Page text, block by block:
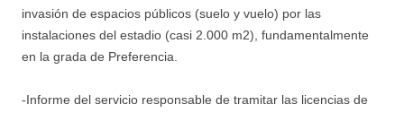
invasión de espacios públicos (suelo y vuelo) por las
instalaciones del estadio (casi 2.000 m2), fundamentalmente
en la grada de Preferencia.
-Informe del servicio responsable de tramitar las licencias de